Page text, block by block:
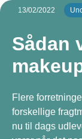
13/02/2022
Sådan
Flere
forskellige
nu til dags